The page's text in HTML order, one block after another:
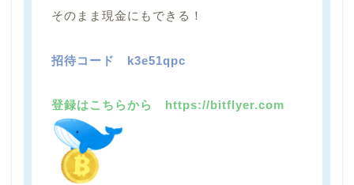
そのまま現金にもできる！
招待コード k3e51qpc
登録はこちらから https://bitflyer.com